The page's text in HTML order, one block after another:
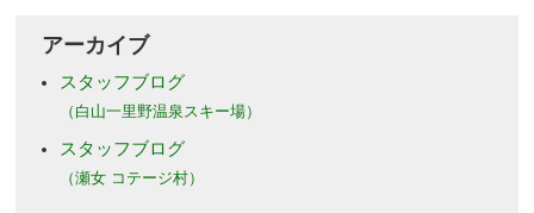
アーカイブ
スタッフブログ
（白山一里野温泉スキー場）
スタッフブログ
（瀬女 コテージ村）